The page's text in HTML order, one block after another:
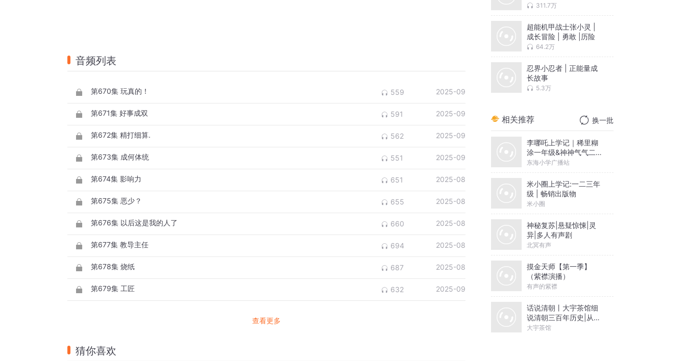
音频列表
第670集 玩真的！ 559 2025-09
第671集 好事成双 591 2025-09
第672集 精打细算. 562 2025-09
第673集 成何体统 551 2025-09
第674集 影响力 651 2025-08
第675集 恶少？ 655 2025-08
第676集 以后这是我的人了 660 2025-08
第677集 教导主任 694 2025-08
第678集 烧纸 687 2025-08
第679集 工匠 632 2025-09
查看更多
猜你喜欢
311.7万
超能机甲战士张小灵 |
成长冒险 | 勇敢 |历险
64.2万
忍界小忍者 | 正能量成
长故事
5.3万
相关推荐 换一批
李哪吒上学记｜稀里糊
涂一年级&神神气气二年
级
东海小学广播站
米小圈上学记:一二三年
级 | 畅销出版物
米小圈
神秘复苏|悬疑惊悚|灵
异|多人有声剧
北冥有声
摸金天师【第一季】
（紫襟演播）
有声的紫襟
话说清朝丨大宇茶馆细
说清朝三百年历史|从努
尔哈赤到末代皇帝溥仪|
大宇茶馆